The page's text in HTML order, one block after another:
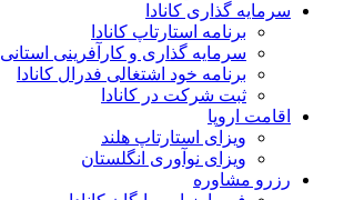
سرمایه گذاری کانادا
برنامه استارتاپ کانادا
سرمایه گذاری و کارآفرینی استانی
برنامه خود اشتغالی فدرال کانادا
ثبت شرکت در کانادا
اقامت اروپا
ویزای استارتاپ هلند
ویزای نوآوری انگلستان
رزرو مشاوره